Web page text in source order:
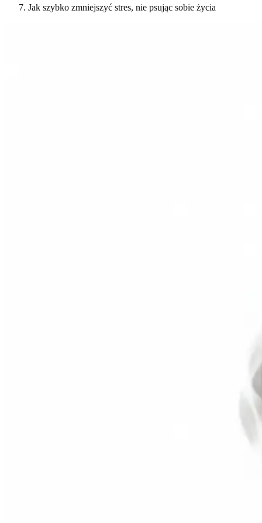
Jak szybko zmniejszyć stres, nie psując sobie życia